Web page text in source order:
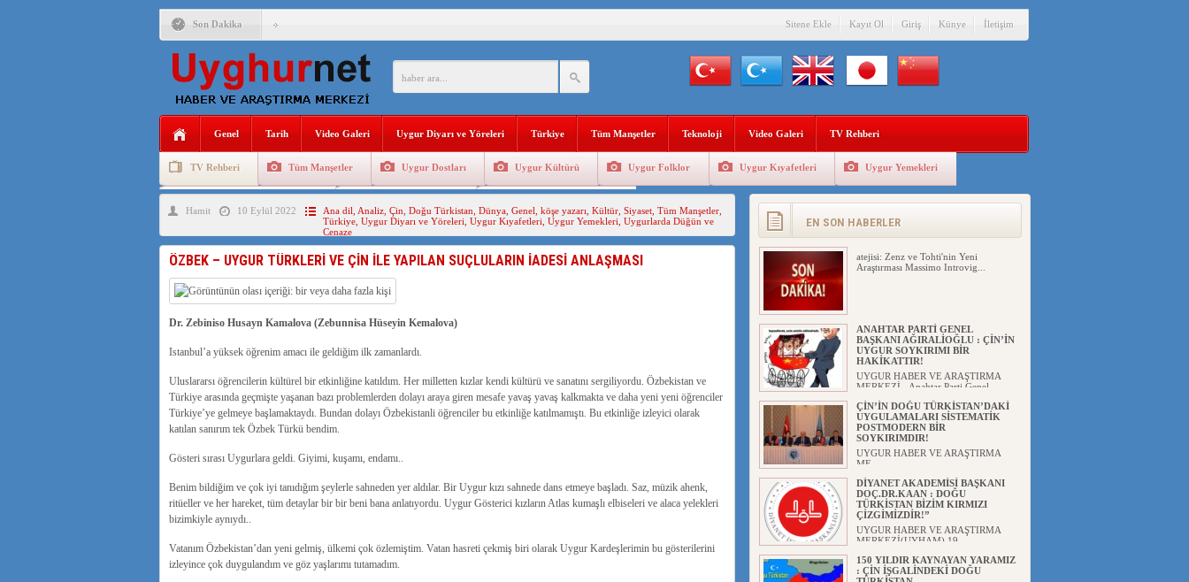
Son Dakika
ANAHTAR PARTİ GENEL BAŞKANI AĞIRALİOĞLU : ÇİN’İN UYGUR SOYKIRIMI BİR HAKİKATTIR!
ÇİN’İN DOĞU TÜRKİSTAN’DAKİ UYGULAMALARI SİSTEMATİK POSTMODERN BİR SOYKIRIMDIR!
DİYANET AKADEMİSİ BAŞKANI DOÇ.DR.KAAN : DOĞU TÜRKİSTAN BİZİM KIRMIZI ÇİZGİMİZDİR!”
150 YILDIR KAYNAYAN YARAMIZ : ÇİN İŞGALİNDEKİ DOĞU TÜRKİSTAN
MHP’DEN URUMÇİ KATLİAMI MESAJİ : 05.07.2009 URUMÇİ ŞEHİTLERİNİ RAHMETLE ANIYORUZ
ÇİN’İN ANKARA BÜYÜKELÇİSİ JİANG’İN TRABZON ZİYARETİ
Sitene Ekle Kayıt Ol Giriş Künye İletişim
Genel Tarih Video Galeri Uygur Diyarı ve Yöreleri Türkiye Tüm Manşetler Teknoloji Video Galeri TV Rehberi
TV Rehberi Tüm Manşetler Uygur Dostları Uygur Kültürü Uygur Folklor Uygur Kıyafetleri Uygur Yemekleri
Uygurlarda Düğün ve Cenaze
Hamit 10 Eylül 2022 Ana dil Analiz, Çin Doğu Türkistan Dünya, Genel köşe yazarı Kültür, Siyaset, Tüm Manşetler,
Türkiye, Uygur Diyarı ve Yöreleri Uygur Kıyafetleri Uygur Yemekleri Uygurlarda Düğün ve
Cenaze
ÖZBEK – UYGUR TÜRKLERİ VE ÇİN İLE YAPILAN SUÇLULARIN İADESİ ANLAŞMASI
Dr. Zebiniso Husayn Kamalova (Zebunnisa Hüseyin Kemalova)
Istanbul’a yüksek öğrenim amacı ile geldiğim ilk zamanlardı.
Uluslararsı öğrencilerin kültürel bir etkinliğine katıldım. Her milletten kızlar kendi kültürü ve sanatını sergiliyordu. Özbekistan ve
Türkiye arasında geçmişte yaşanan bazı problemlerden dolayı araya giren mesafe yavaş yavaş kalkmakta ve daha yeni yeni öğrenciler
Türkiye’ye gelmeye başlamaktaydı. Bundan dolayı Özbekistanli öğrenciler bu etkinliğe katılmamıştı. Bu etkinliğe izleyici olarak
katılan sanırım tek Özbek Türkü bendim.
Gösteri sırası Uygurlara geldi. Giyimi, kuşamı, endamı..
Benim bildiğim ve çok iyi tanıdığım şeylerle sahneden yer aldılar. Bir Uygur kızı sahnede dans etmeye başladı. Saz, müzik ahenk,
ritüeller ve her hareket, tüm detaylar bir bir beni bana anlatıyordu. Uygur Gösterici kızların Atlas kumaşlı elbiseleri ve alaca yelekleri
bizimkiyle aynıydı..
Vatanım Özbekistan’dan yeni gelmiş, ülkemi çok özlemiştim. Vatan hasreti çekmiş biri olarak Uygur Kardeşlerimin bu gösterilerini
izleyince çok duygulandım ve göz yaşlarımı tutamadım.
EN SON HABERLER
MEŞRULAŞTIRDIĞI ÇKP DEVLET
TERÖRÜ
yönetimi 4 Ağustos 2...
PAKİSTAN,AFGANİSTAN’DA
YAŞAYAN UYGURLARA KARŞI
ÇİN İLE İŞBİRLİĞİ YAPACAK
MERKEZİ(UYHAM) İşgalci Ç...
atejisi: Zenz ve Tohti'nin Yeni
Araştırması Massimo Introvig...
ANAHTAR PARTİ GENEL
BAŞKANI AĞIRALİOĞLU : ÇİN’İN
UYGUR SOYKIRIMI BİR
HAKİKATTIR!
UYGUR HABER VE ARAŞTIRMA
MERKEZİ Anahtar Parti Genel
ÇİN’İN DOĞU TÜRKİSTAN’DAKİ
UYGULAMALARI SİSTEMATİK
POSTMODERN BİR
SOYKIRIMDIR!
UYGUR HABER VE ARAŞTIRMA
ME...
DİYANET AKADEMİSİ BAŞKANI
DOÇ.DR.KAAN : DOĞU
TÜRKİSTAN BİZİM KIRMIZI
ÇİZGİMİZDİR!”
UYGUR HABER VE ARAŞTIRMA
MERKEZİ(UYHAM) 19...
150 YILDIR KAYNAYAN YARAMIZ
: ÇİN İŞGALİNDEKİ DOĞU